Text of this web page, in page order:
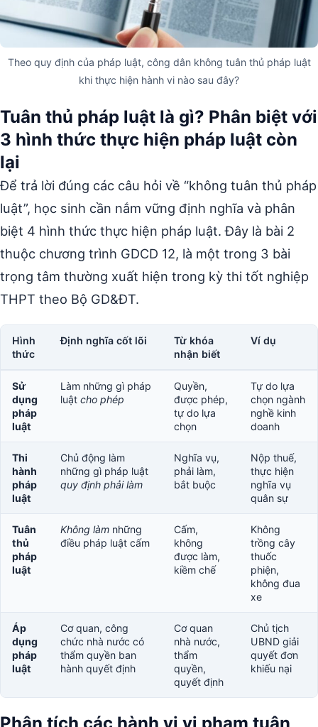
Theo quy định của pháp luật, công dân không tuân thủ pháp luật
khi thực hiện hành vi nào sau đây?
Tuân thủ pháp luật là gì? Phân biệt với
3 hình thức thực hiện pháp luật còn
lại
Để trả lời đúng các câu hỏi về “không tuân thủ pháp
luật”, học sinh cần nắm vững định nghĩa và phân
biệt 4 hình thức thực hiện pháp luật. Đây là bài 2
thuộc chương trình GDCD 12, là một trong 3 bài
trọng tâm thường xuất hiện trong kỳ thi tốt nghiệp
THPT theo Bộ GD&ĐT.
Hình
thức
Định nghĩa cốt lõi
Từ khóa
nhận biết
Ví dụ
Sử
dụng
pháp
luật
Làm những gì pháp
luật cho phép
Quyền,
được phép,
tự do lựa
chọn
Tự do lựa
chọn ngành
nghề kinh
doanh
Thi
hành
pháp
luật
Chủ động làm
những gì pháp luật
quy định phải làm
Nghĩa vụ,
phải làm,
bắt buộc
Nộp thuế,
thực hiện
nghĩa vụ
quân sự
Tuân
thủ
pháp
luật
Không làm những
điều pháp luật cấm
Cấm,
không
được làm,
kiềm chế
Không
trồng cây
thuốc
phiện,
không đua
xe
Áp
dụng
pháp
luật
Cơ quan, công
chức nhà nước có
thẩm quyền ban
hành quyết định
Cơ quan
nhà nước,
thẩm
quyền,
quyết định
Chủ tịch
UBND giải
quyết đơn
khiếu nại